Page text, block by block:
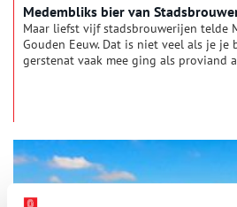
Medembliks bier van
Maar liefst vijf stadsbrouwerijen telde
Gouden Eeuw. Dat is niet veel als je
gerstenat vaak mee ging als proviand